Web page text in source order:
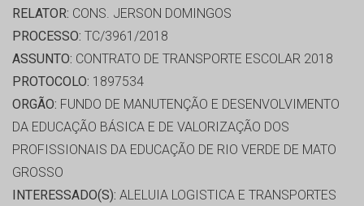
RELATOR: CONS. JERSON DOMINGOS
PROCESSO: TC/3961/2018
ASSUNTO: CONTRATO DE TRANSPORTE ESCOLAR 2018
PROTOCOLO: 1897534
ORGÃO: FUNDO DE MANUTENÇÃO E DESENVOLVIMENTO
DA EDUCAÇÃO BÁSICA E DE VALORIZAÇÃO DOS
PROFISSIONAIS DA EDUCAÇÃO DE RIO VERDE DE MATO
GROSSO
INTERESSADO(S): ALELUIA LOGISTICA E TRANSPORTES